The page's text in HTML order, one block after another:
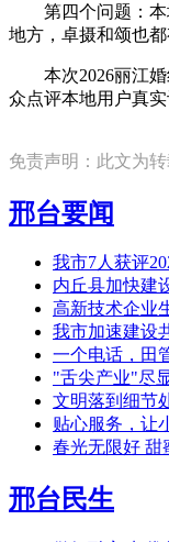
第四个问题：
地方，卓摄和颂也
本次2026丽江
众点评本地用户真
免责声明：此文为
邢台要闻
我市7人获评
内丘县加快建
高新技术企业
我市加速建设
一个电话，田
"舌尖产业"尽
文明落到细节
贴心服务，让
春光无限好 甜
邢台民生